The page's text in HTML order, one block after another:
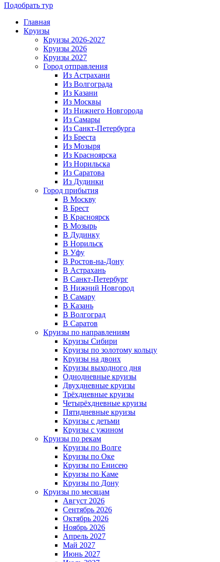
Подобрать тур
Главная
Круизы
Круизы 2026-2027
Круизы 2026
Круизы 2027
Город отправления
Из Астрахани
Из Волгограда
Из Казани
Из Москвы
Из Нижнего Новгорода
Из Самары
Из Санкт-Петербурга
Из Бреста
Из Мозыря
Из Красноярска
Из Норильска
Из Саратова
Из Дудинки
Город прибытия
В Москву
В Брест
В Красноярск
В Мозырь
В Дудинку
В Норильск
В Уфу
В Ростов-на-Дону
В Астрахань
В Санкт-Петербург
В Нижний Новгород
В Самару
В Казань
В Волгоград
В Саратов
Круизы по направлениям
Круизы Сибири
Круизы по золотому кольцу
Круизы на двоих
Круизы выходного дня
Однодневные круизы
Двухдневные круизы
Трёхдневные круизы
Четырёхдневные круизы
Пятидневные круизы
Круизы с детьми
Круизы с ужином
Круизы по рекам
Круизы по Волге
Круизы по Оке
Круизы по Енисею
Круизы по Каме
Круизы по Дону
Круизы по месяцам
Август 2026
Сентябрь 2026
Октябрь 2026
Ноябрь 2026
Апрель 2027
Май 2027
Июнь 2027